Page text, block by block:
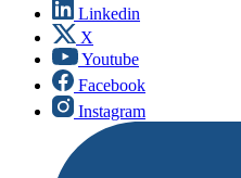
Linkedin
X
Youtube
Facebook
Instagram